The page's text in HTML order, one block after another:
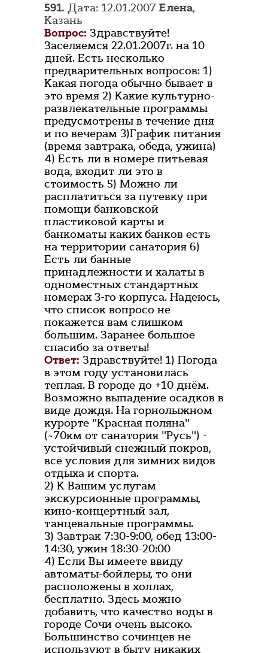
591. Дата: 12.01.2007 Елена,
Казань
Вопрос: Здравствуйте!
Заселяемся 22.01.2007г. на 10
дней. Есть несколько
предварительных вопросов: 1)
Какая погода обычно бывает в
это время 2) Какие культурно-
развлекательные программы
предусмотрены в течение дня
и по вечерам 3)График питания
(время завтрака, обеда, ужина)
4) Есть ли в номере питьевая
вода, входит ли это в
стоимость 5) Можно ли
расплатиться за путевку при
помощи банковской
пластиковой карты и
банкоматы каких банков есть
на территории санатория 6)
Есть ли банные
принадлежности и халаты в
одноместных стандартных
номерах 3-го корпуса. Надеюсь,
что список вопросо не
покажется вам слишком
большим. Заранее большое
спасибо за ответы!
Ответ: Здравствуйте! 1) Погода
в этом году установилась
теплая. В городе до +10 днём.
Возможно выпадение осадков в
виде дождя. На горнолыжном
курорте "Красная поляна"
(~70км от санатория "Русь") -
устойчивый снежный покров,
все условия для зимних видов
отдыха и спорта.
2) К Вашим услугам
экскурсионные программы,
кино-концертный зал,
танцевальные программы.
3) Завтрак 7:30-9:00, обед 13:00-
14:30, ужин 18:30-20:00
4) Если Вы имеете ввиду
автоматы-бойлеры, то они
расположены в холлах,
бесплатно. Здесь можно
добавить, что качество воды в
городе Сочи очень высоко.
Большинство сочинцев не
используют в быту никаких